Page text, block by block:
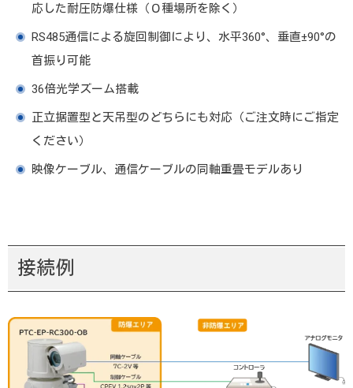
応した耐圧防爆仕様（０種場所を除く）
RS485通信による旋回制御により、水平360°、垂直±90°の
首振り可能
36倍光学ズーム搭載
正立据置型と天吊型のどちらにも対応（ご注文時にご指定
ください）
映像ケーブル、通信ケーブルの同軸重畳モデルあり
接続例